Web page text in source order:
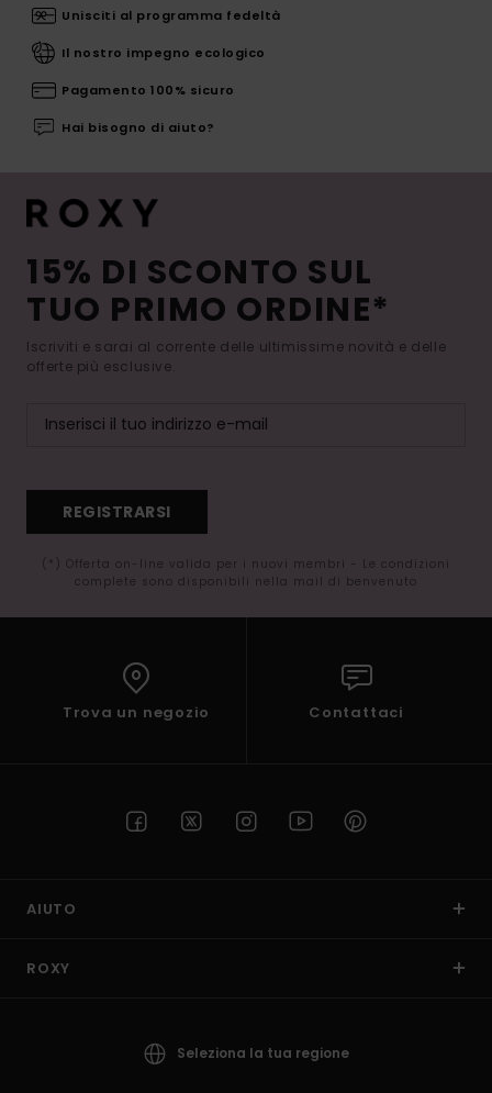
Unisciti al programma fedeltà
Il nostro impegno ecologico
Pagamento 100% sicuro
Hai bisogno di aiuto?
15% DI SCONTO SUL
TUO PRIMO ORDINE*
Iscriviti e sarai al corrente delle ultimissime novità e delle
offerte più esclusive.
REGISTRARSI
(*) Offerta on-line valida per i nuovi membri - Le condizioni
complete sono disponibili nella mail di benvenuto
Trova un negozio Contattaci
AIUTO
ROXY
Seleziona la tua regione